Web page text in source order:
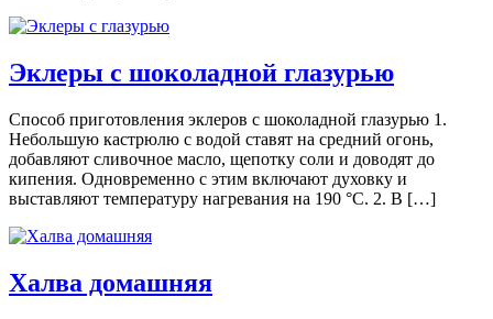
Эклеры с шоколадной глазурью
Способ приготовления эклеров с шоколадной глазурью 1.
Небольшую кастрюлю с водой ставят на средний огонь,
добавляют сливочное масло, щепотку соли и доводят до
кипения. Одновременно с этим включают духовку и
выставляют температуру нагревания на 190 °С. 2. В […]
Халва домашняя